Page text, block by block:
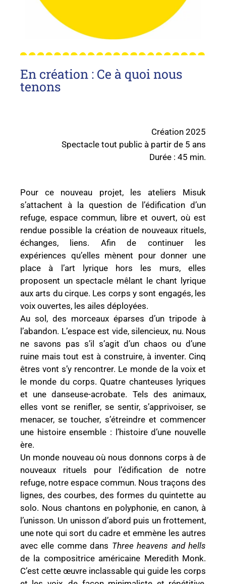
En création : Ce à quoi nous
tenons
Création 2025
Spectacle tout public à partir de 5 ans
Durée : 45 min.
Pour ce nouveau projet, les ateliers Misuk
s’attachent à la question de l’édification d’un
refuge, espace commun, libre et ouvert, où est
rendue possible la création de nouveaux rituels,
échanges, liens. Afin de continuer les
expériences qu’elles mènent pour donner une
place à l’art lyrique hors les murs, elles
proposent un spectacle mêlant le chant lyrique
aux arts du cirque. Les corps y sont engagés, les
voix ouvertes, les ailes déployées.
Au sol, des morceaux éparses d’un tripode à
l’abandon. L’espace est vide, silencieux, nu. Nous
ne savons pas s’il s’agit d’un chaos ou d’une
ruine mais tout est à construire, à inventer. Cinq
êtres vont s’y rencontrer. Le monde de la voix et
le monde du corps. Quatre chanteuses lyriques
et une danseuse-acrobate. Tels des animaux,
elles vont se renifler, se sentir, s’apprivoiser, se
menacer, se toucher, s’étreindre et commencer
une histoire ensemble : l’histoire d’une nouvelle
ère.
Un monde nouveau où nous donnons corps à de
nouveaux rituels pour l’édification de notre
refuge, notre espace commun. Nous traçons des
lignes, des courbes, des formes du quintette au
solo. Nous chantons en polyphonie, en canon, à
l’unisson. Un unisson d’abord puis un frottement,
une note qui sort du cadre et emmène les autres
avec elle comme dans Three heavens and hells
de la compositrice américaine Meredith Monk.
C’est cette œuvre inclassable qui guide les corps